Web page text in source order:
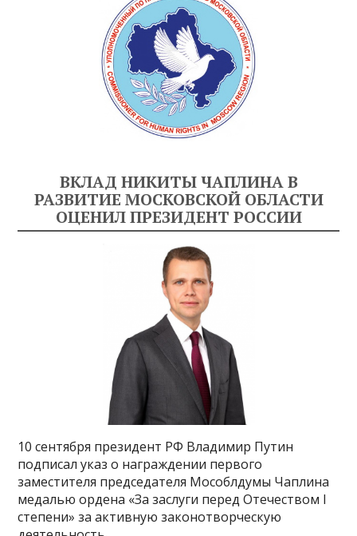
ВКЛАД НИКИТЫ ЧАПЛИНА В
РАЗВИТИЕ МОСКОВСКОЙ ОБЛАСТИ
ОЦЕНИЛ ПРЕЗИДЕНТ РОССИИ
10 сентября президент РФ Владимир Путин
подписал указ о награждении первого
заместителя председателя Мособлдумы Чаплина
медалью ордена «За заслуги перед Отечеством I
степени» за активную законотворческую